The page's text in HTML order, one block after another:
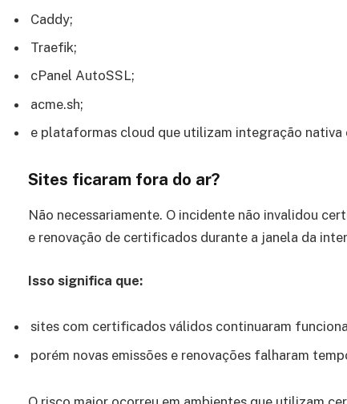
Caddy;
Traefik;
cPanel AutoSSL;
acme.sh;
e plataformas cloud que utilizam integração nativa
Sites ficaram fora do ar?
Não necessariamente. O incidente não invalidou
e renovação de certificados durante a janela da
Isso significa que:
sites com certificados válidos continuaram
porém novas emissões e renovações falharam